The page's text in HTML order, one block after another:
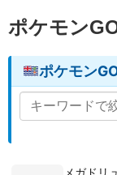
ポケモン
ポケモン
メガドリ